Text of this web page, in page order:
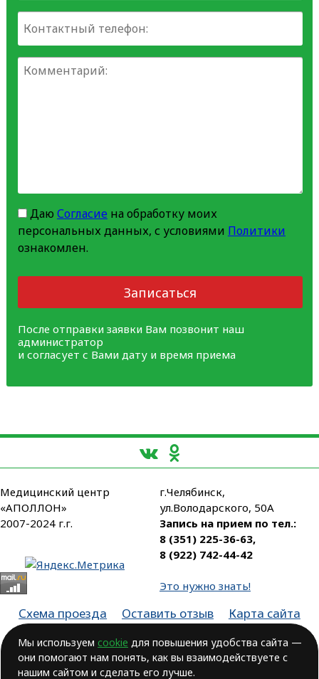
Даю Согласиена обработку моих
персональных данных, с условиями Политики
ознакомлен.
Записаться
После отправки заявки Вам позвонит наш
администратор
и согласует с Вами дату и время приема
Медицинский центр
«АПОЛЛОН»
2007-2024 г.г.
г.Челябинск,
ул.Володарского, 50А
Запись на прием по тел.:
8 (351) 225-36-63,
8 (922) 742-44-42
Это нужно знать!
Схема проезда Оставить отзыв
Карта сайта
Лицензия № ЛО-74-01-003806, от 14.10.2016, выдана Министерством
здравоохранения Челябинской области
Мы используем cookie для повышения удобства сайта —
они помогают нам понять, как вы взаимодействуете с
нашим сайтом и сделать его лучше.